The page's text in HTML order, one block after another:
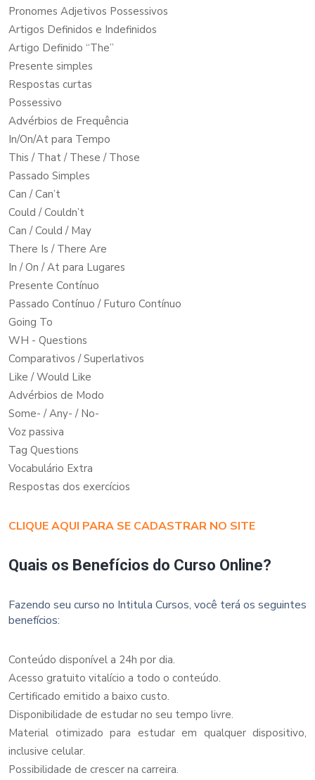
Pronomes Adjetivos Possessivos
Artigos Definidos e Indefinidos
Artigo Definido “The”
Presente simples
Respostas curtas
Possessivo
Advérbios de Frequência
In/On/At para Tempo
This / That / These / Those
Passado Simples
Can / Can’t
Could / Couldn’t
Can / Could / May
There Is / There Are
In / On / At para Lugares
Presente Contínuo
Passado Contínuo / Futuro Contínuo
Going To
WH - Questions
Comparativos / Superlativos
Like / Would Like
Advérbios de Modo
Some- / Any- / No-
Voz passiva
Tag Questions
Vocabulário Extra
Respostas dos exercícios
CLIQUE AQUI PARA SE CADASTRAR NO SITE
Quais os Benefícios do Curso Online?
Fazendo seu curso no Intitula Cursos, você terá os seguintes
benefícios:
Conteúdo disponível a 24h por dia.
Acesso gratuito vitalício a todo o conteúdo.
Certificado emitido a baixo custo.
Disponibilidade de estudar no seu tempo livre.
Material otimizado para estudar em qualquer dispositivo,
inclusive celular.
Possibilidade de crescer na carreira.